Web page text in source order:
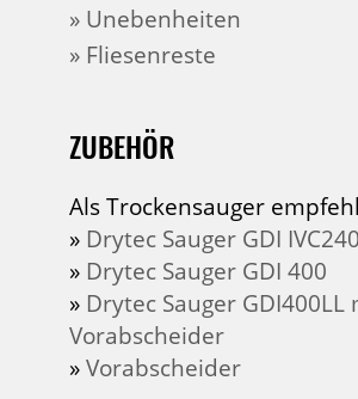
» Unebenheiten
» Fliesenreste
ZUBEHÖR
Als Trockensauger
» Drytec Sauger GDI
» Drytec Sauger GDI 400
» Drytec Sauger GDI400LL
Vorabscheider
»Vorabscheider